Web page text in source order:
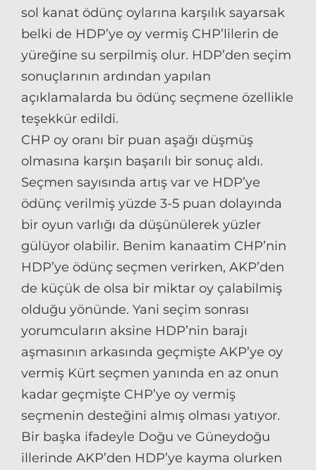
sol kanat ödünç oylarına karşılık sayarsak
belki de HDP’ye oy vermiş CHP’lilerin de
yüreğine su serpilmiş olur. HDP’den seçim
sonuçlarının ardından yapılan
açıklamalarda bu ödünç seçmene özellikle
teşekkür edildi.
CHP oy oranı bir puan aşağı düşmüş
olmasına karşın başarılı bir sonuç aldı.
Seçmen sayısında artış var ve HDP’ye
ödünç verilmiş yüzde 3-5 puan dolayında
bir oyun varlığı da düşünülerek yüzler
gülüyor olabilir. Benim kanaatim CHP’nin
HDP’ye ödünç seçmen verirken, AKP’den
de küçük de olsa bir miktar oy çalabilmiş
olduğu yönünde. Yani seçim sonrası
yorumcuların aksine HDP’nin barajı
aşmasının arkasında geçmişte AKP’ye oy
vermiş Kürt seçmen yanında en az onun
kadar geçmişte CHP’ye oy vermiş
seçmenin desteğini almış olması yatıyor.
Bir başka ifadeyle Doğu ve Güneydoğu
illerinde AKP’den HDP’ye kayma olurken